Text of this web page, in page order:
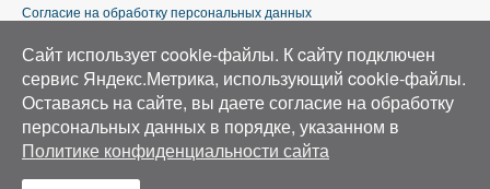
Согласие на обработку персональных данных
Аэросъемка в Орле»
Сайт использует cookie-файлы. К cайту подключен
сервис Яндекс.Метрика, использующий cookie-файлы.
Оставаясь на сайте, вы даете согласие на обработку
персональных данных в порядке, указанном в
Политике конфиденциальности сайта